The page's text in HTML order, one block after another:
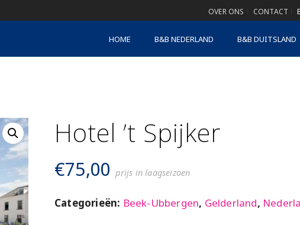
OVER ONS CONTACT
HOME B&B NEDERLAND B&B DUITSLAND
Hotel ’t Spijker
€75,00 prijs in laagseizoen
Categorieën: Beek-Ubbergen, Gelderland,